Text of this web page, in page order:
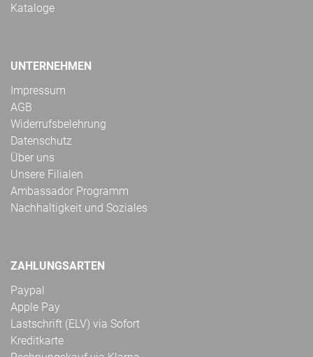
Kataloge
UNTERNEHMEN
Impressum
AGB
Widerrufsbelehrung
Datenschutz
Über uns
Unsere Filialen
Ambassador Programm
Nachhaltigkeit und Soziales
ZAHLUNGSARTEN
Paypal
Apple Pay
Lastschrift (ELV) via Sofort
Kreditkarte